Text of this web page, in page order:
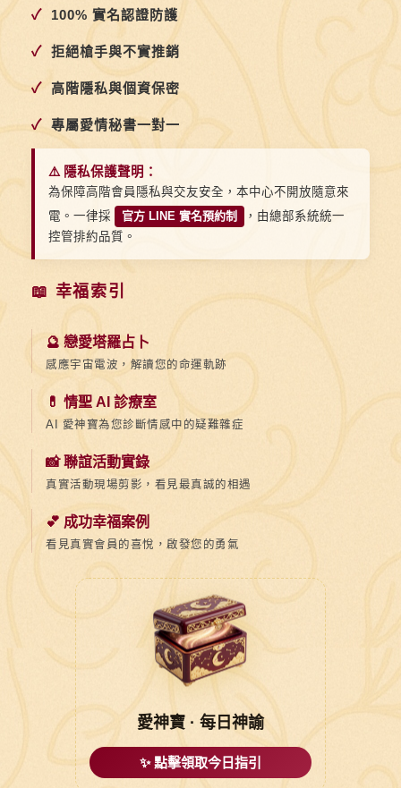
✓ 100% 實名認證防護
✓ 拒絕槍手與不實推銷
✓ 高階隱私與個資保密
✓ 專屬愛情秘書一對一
⚠️ 隱私保護聲明：
為保障高階會員隱私與交友安全，本中心不開放隨意來
電。一律採
官方 LINE 實名預約制
，由總部系統統一
控管排約品質。
📖 幸福索引
🔮 戀愛塔羅占卜
感應宇宙電波，解讀您的命運軌跡
💊 情聖 AI 診療室
AI 愛神寶為您診斷情感中的疑難雜症
📸 聯誼活動實錄
真實活動現場剪影，看見最真誠的相遇
💕 成功幸福案例
看見真實會員的喜悅，啟發您的勇氣
愛神寶 · 每日神諭
✨ 點擊領取今日指引